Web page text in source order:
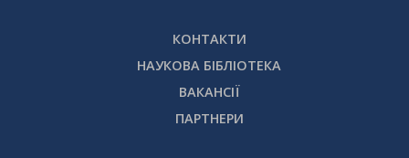
КОНТАКТИ
НАУКОВА БІБЛІОТЕКА
ВАКАНСІЇ
ПАРТНЕРИ